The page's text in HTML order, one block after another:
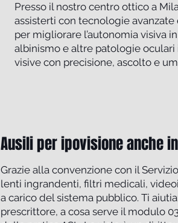
Presso il nostro centro ottico a
assisterti con tecnologie avanzate
per migliorare l’autonomia visiva
albinismo e altre patologie
visive con precisione, ascolto e
Ausili per ipovisione anche
Grazie alla convenzione con il
lenti ingrandenti, filtri medicali,
a carico del sistema pubblico. Ti
prescrittore, a cosa serve il modulo